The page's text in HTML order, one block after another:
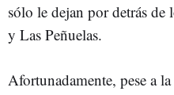
sólo le dejan por detrás
y Las Peñuelas.
Afortunadamente, pese a